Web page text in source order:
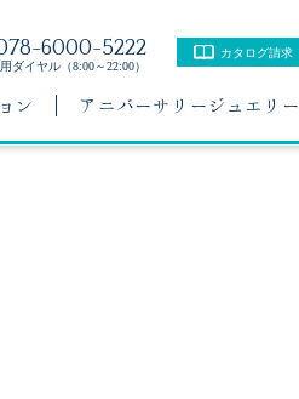
6000-5222
ダイヤル（8:00～22:00）
カタログ請求
ン アニバーサリージュエリー